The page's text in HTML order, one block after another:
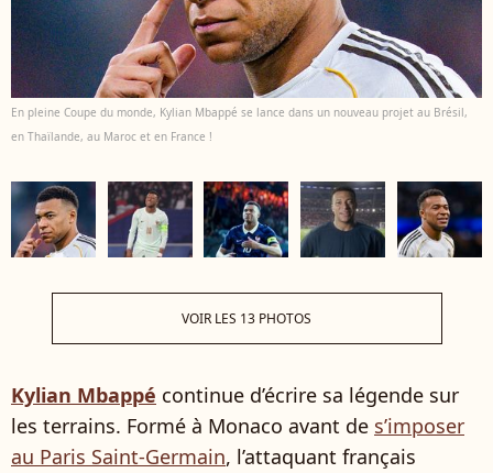
En pleine Coupe du monde, Kylian Mbappé se lance dans un nouveau projet au Brésil,
en Thaïlande, au Maroc et en France !
VOIR LES 13 PHOTOS
Kylian Mbappé continue d’écrire sa légende sur
les terrains. Formé à Monaco avant de s’imposer
au Paris Saint-Germain, l’attaquant français